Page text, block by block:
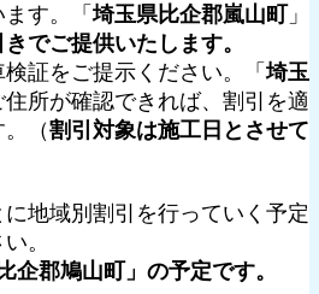
ます。「埼玉県比企郡嵐山町」
きでご提供いたします。
証をご提示ください。「埼玉
住所が確認できれば、割引を適
（割引対象は施工日とさせて
地域別割引を行っていく予定
。
企郡鳩山町」の予定です。